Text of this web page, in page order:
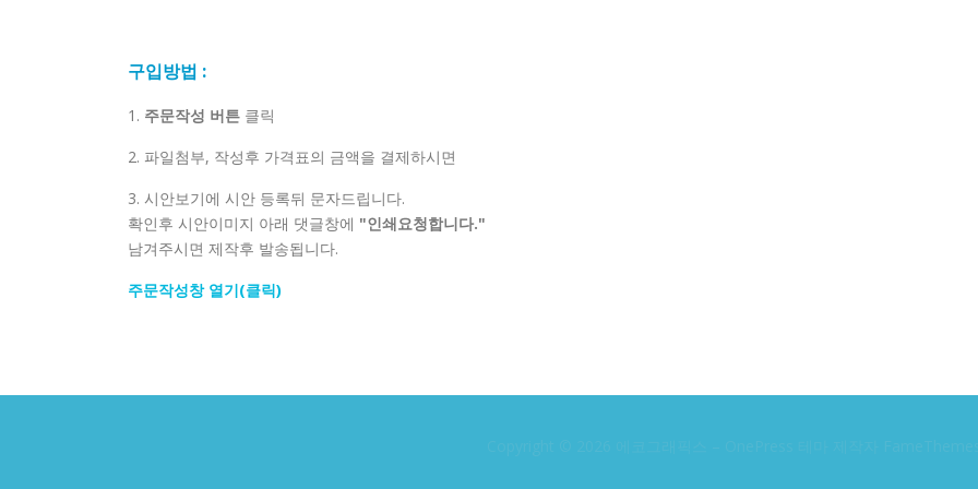
구입방법 :
1. 주문작성 버튼 클릭
2. 파일첨부, 작성후 가격표의 금액을 결제하시면
3. 시안보기에 시안 등록뒤 문자드립니다.
확인후 시안이미지 아래 댓글창에 "인쇄요청합니다."
남겨주시면 제작후 발송됩니다.
주문작성창 열기(클릭)